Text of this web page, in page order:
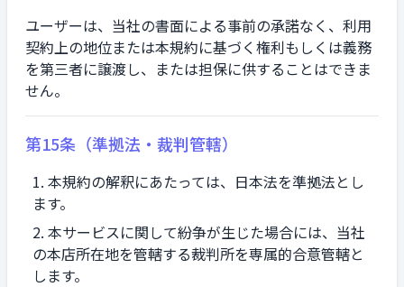
ユーザーは、当社の書面による事前の承諾なく、利用
契約上の地位または本規約に基づく権利もしくは義務
を第三者に譲渡し、または担保に供することはできま
せん。
第15条（準拠法・裁判管轄）
本規約の解釈にあたっては、日本法を準拠法とし
ます。
本サービスに関して紛争が生じた場合には、当社
の本店所在地を管轄する裁判所を専属的合意管轄と
します。